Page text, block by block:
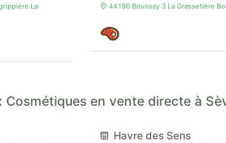
La
44190 Boussay 3 La Grassetière
Cosmétiques en vente directe à
Havre des Sens